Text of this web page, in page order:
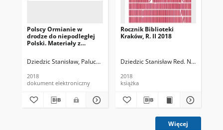
Polscy Ormianie w
drodze do niepodległej
Polski. Materiały z
października 2018r.
Dziedzic Stanisław, Paluch Janusz, Red.
2018
dokument elektroniczny
Rocznik Biblioteki
Kraków, R. II 2018
Dziedzic Stanisław Red. Nacz.
2018
książka
Więcej